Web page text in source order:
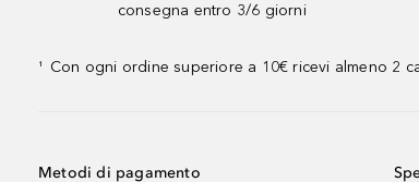
consegna entro 3/6 giorni
¹ Con ogni ordine superiore a 10€ ricevi almeno 2
Metodi di pagamento